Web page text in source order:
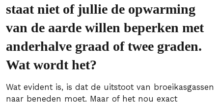
staat niet of jullie de opwarming
van de aarde willen beperken met
anderhalve graad of twee graden.
Wat wordt het?
Wat evident is, is dat de uitstoot van broeikasgassen
naar beneden moet. Maar of het nou exact